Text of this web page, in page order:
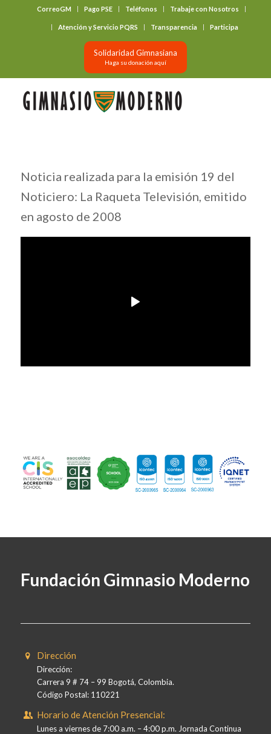
CorreoGM Pago PSE Teléfonos Trabaje con Nosotros
Atención y Servicio PQRS Transparencia Participa
Solidaridad Gimnasiana
Haga su donación aquí
Noticia realizada para la emisión 19 del
Noticiero: La Raqueta Televisión, emitido
en agosto de 2008
Fundación Gimnasio Moderno
Dirección
Dirección:
Carrera 9 # 74 – 99 Bogotá, Colombia.
Código Postal: 110221
Horario de Atención Presencial:
Lunes a viernes de 7:00 a.m. – 4:00 p.m. Jornada Continua